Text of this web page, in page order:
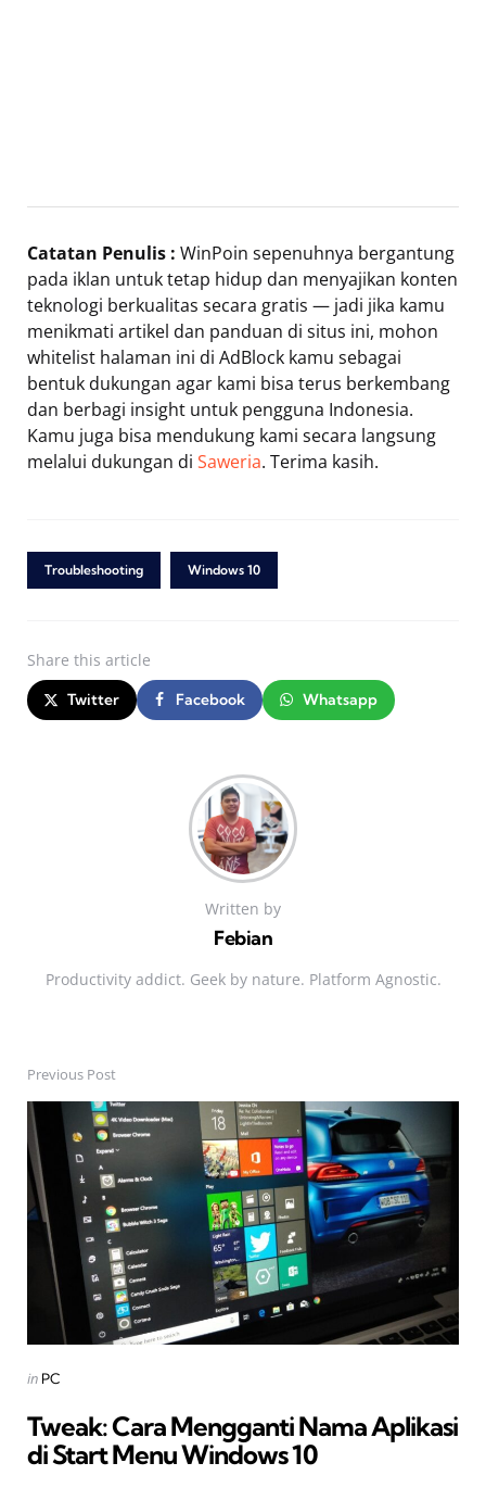
Catatan Penulis : WinPoin sepenuhnya bergantung
pada iklan untuk tetap hidup dan menyajikan konten
teknologi berkualitas secara gratis — jadi jika kamu
menikmati artikel dan panduan di situs ini, mohon
whitelist halaman ini di AdBlock kamu sebagai
bentuk dukungan agar kami bisa terus berkembang
dan berbagi insight untuk pengguna Indonesia.
Kamu juga bisa mendukung kami secara langsung
melalui dukungan di Saweria. Terima kasih.
Troubleshooting Windows 10
Share this article
Twitter Facebook Whatsapp
Written by
Febian
Productivity addict. Geek by nature. Platform Agnostic.
Post
navigation
Previous Post
Posted
in PC
Tweak: Cara Mengganti Nama Aplikasi
di Start Menu Windows 10